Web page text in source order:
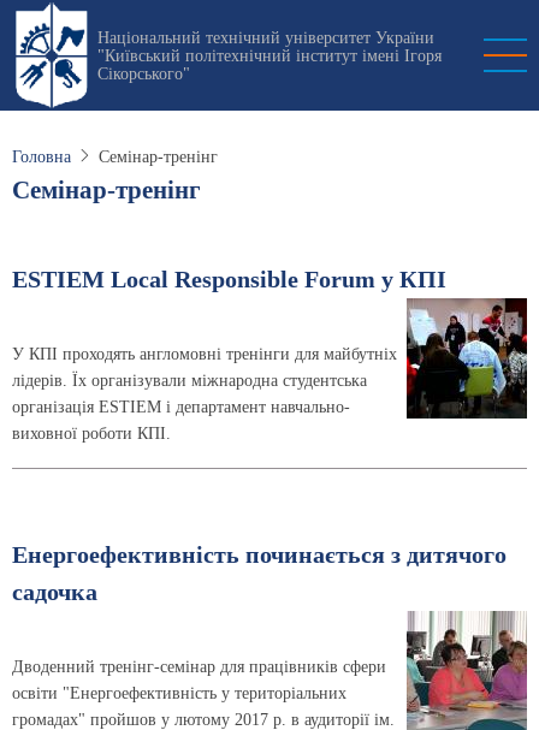
Перейти
основного
вмісту
Національний технічний університет України
"Київський політехнічний інститут імені Ігоря
Сікорського"
Головна Семінар-тренінг
Семінар-тренінг
ESTIEM Local Responsible Forum у КПІ
У КПІ проходять англомовні тренінги для майбутніх
лідерів. Їх організували міжнародна студентська
організація ESTIEM і департамент навчально-
виховної роботи КПІ.
Енергоефективність починається з дитячого
садочка
Дводенний тренінг-семінар для працівників сфери
освіти "Енергоефективність у територіальних
громадах" пройшов у лютому 2017 р. в аудиторії ім.